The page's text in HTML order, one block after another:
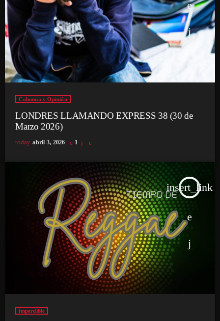
Columna y Opinión
LONDRES LLAMANDO EXPRESS 38 (30 de
Marzo 2026)
today abril 3, 2026 1
insert_link
imperdible